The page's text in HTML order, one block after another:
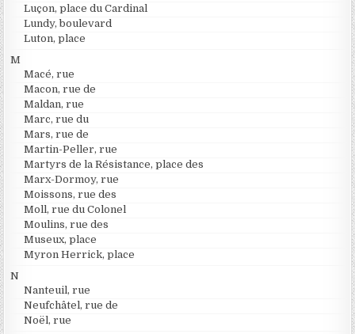
Luçon, place du Cardinal
Lundy, boulevard
Luton, place
M
Macé, rue
Macon, rue de
Maldan, rue
Marc, rue du
Mars, rue de
Martin-Peller, rue
Martyrs de la Résistance, place des
Marx-Dormoy, rue
Moissons, rue des
Moll, rue du Colonel
Moulins, rue des
Museux, place
Myron Herrick, place
N
Nanteuil, rue
Neufchâtel, rue de
Noël, rue